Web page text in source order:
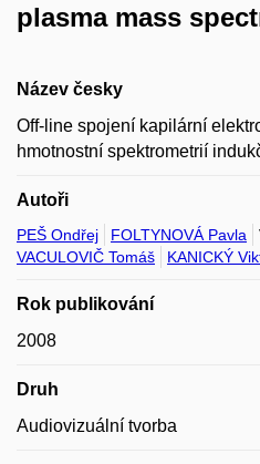
plasma mass
Název česky
Off-line spojení kapilární
hmotnostní spektrometrií
Autoři
PEŠ Ondřej FOLTYNOVÁ Pavla
VACULOVIČ Tomáš
KANICKÝ
Rok publikování
2008
Druh
Audiovizuální tvorba